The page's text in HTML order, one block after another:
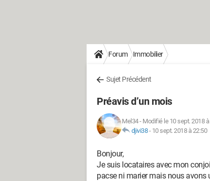
Forum Immobilier
Sujet Précédent
Préavis d’un mois
Mel34- Modifié le 10 sept. 2018
djivi38- 10 sept. 2018 à 22:50
Bonjour,
Je suis locataires avec mon
pacse ni marier mais nous avons